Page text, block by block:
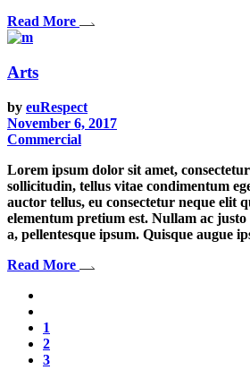
Read More
Arts
by euRespect
November 6, 2017
Commercial
Lorem ipsum dolor sit amet,
sollicitudin, tellus vitae condimentum
auctor tellus, eu consectetur neque elit
elementum pretium est. Nullam ac
a, pellentesque ipsum. Quisque augue
Read More
1
2
3